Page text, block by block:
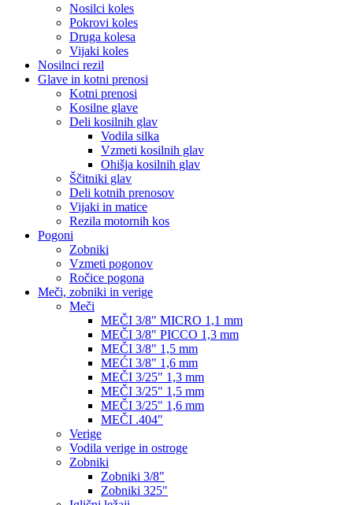
Nosilci koles
Pokrovi koles
Druga kolesa
Vijaki koles
Nosilnci rezil
Glave in kotni prenosi
Kotni prenosi
Kosilne glave
Deli kosilnih glav
Vodila silka
Vzmeti kosilnih glav
Ohišja kosilnih glav
Ščitniki glav
Deli kotnih prenosov
Vijaki in matice
Rezila motornih kos
Pogoni
Zobniki
Vzmeti pogonov
Ročice pogona
Meči, zobniki in verige
Meči
MEČI 3/8" MICRO 1,1 mm
MEČI 3/8" PICCO 1,3 mm
MEČI 3/8" 1,5 mm
MEĆI 3/8" 1,6 mm
MEČI 3/25" 1,3 mm
MEČI 3/25" 1,5 mm
MEČI 3/25" 1,6 mm
MEČI .404"
Verige
Vodila verige in ostroge
Zobniki
Zobniki 3/8"
Zobniki 325"